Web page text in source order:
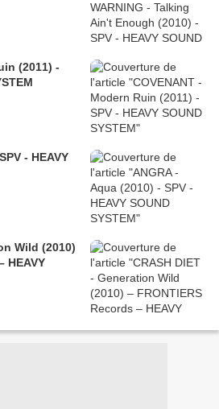
(2011) -
- HEAVY
Wild (2010)
HEAVY